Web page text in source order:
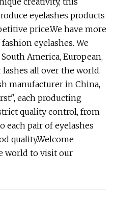
eyelashes products
price.We have more
eyelashes. We
America, European,
lashes all over the world.
manufacturer in China,
each producting
quality control, from
each pair of eyelashes
quality.Welcome
world to visit our